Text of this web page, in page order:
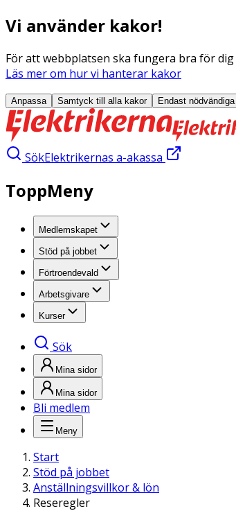
Vi använder kakor!
För att webbplatsen ska fungera bra för
Läs mer om hur vi hanterar kakor
Anpassa Samtyck till alla kakor Endast nödvändiga
SökElektrikernas a-akassa
ToppMeny
Medlemskapet
Stöd på jobbet
Förtroendevald
Arbetsgivare
Kurser
Sök
Mina sidor
Mina sidor
Bli medlem
Meny
Start
Stöd på jobbet
Anställningsvillkor & lön
Reseregler